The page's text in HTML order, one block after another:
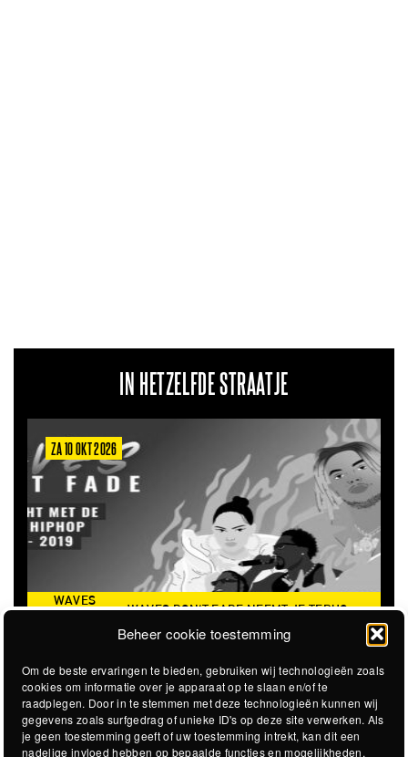
Beheer cookie toestemming
Om de beste ervaringen te bieden, gebruiken wij technologieën zoals
cookies om informatie over je apparaat op te slaan en/of te
raadplegen. Door in te stemmen met deze technologieën kunnen wij
gegevens zoals surfgedrag of unieke ID's op deze site verwerken. Als
je geen toestemming geeft of uw toestemming intrekt, kan dit een
nadelige invloed hebben op bepaalde functies en mogelijkheden.
IN HETZELFDE STRAATJE
10 OKT 2026
DON’T
WAVES DON'T FADE NEEMT JE TERUG
NAAR DE ICONISCHE ZOMER VAN 2016
ZA 6
THE